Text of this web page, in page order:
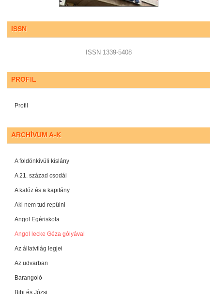
ISSN
ISSN 1339-5408
PROFIL
Profil
ARCHÍVUM A-K
A földönkívüli kislány
A 21. század csodái
A kalóz és a kapitány
Aki nem tud repülni
Angol Egériskola
Angol lecke Géza gólyával
Az állatvilág legjei
Az udvarban
Barangoló
Bibi és Józsi